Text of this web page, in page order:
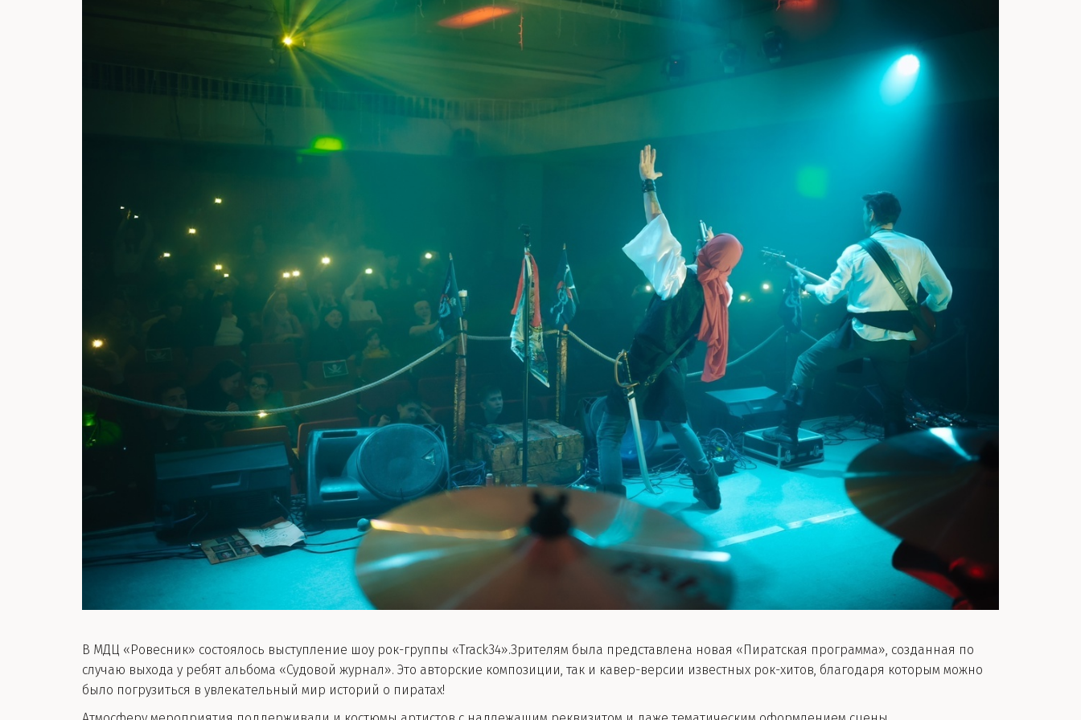
В МДЦ «Ровесник» состоялось выступление шоу рок-группы «Track34».Зрителям была представлена новая «Пиратская программа», созданная по
случаю выхода у ребят альбома «Судовой журнал». Это авторские композиции, так и кавер-версии известных рок-хитов, благодаря которым можно
было погрузиться в увлекательный мир историй о пиратах!